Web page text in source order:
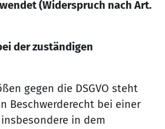
(Widerspruch nach Art.
der zuständigen
gegen die DSGVO steht
Beschwerderecht bei einer
in dem